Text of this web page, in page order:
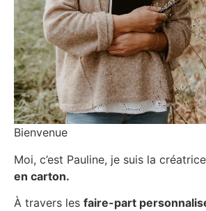
Bienvenue
Moi, c’est Pauline, je suis la
en carton.
À travers les faire-part